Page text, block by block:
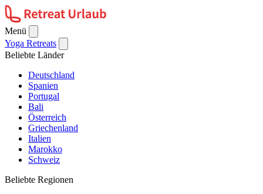
Menü
Yoga Retreats
Beliebte Länder
Deutschland
Spanien
Portugal
Bali
Österreich
Griechenland
Italien
Marokko
Schweiz
Beliebte Regionen